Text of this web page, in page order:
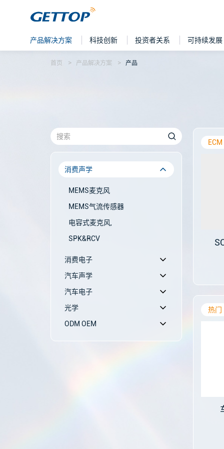
产品解决方案 科技创新 投资者关系 可持续发展
首页 产品解决方案 产品
消费声学
MEMS麦克风
MEMS气流传感器
电容式麦克风,
SPK&RCV
消费电子
汽车声学
汽车电子
光学
ODM OEM
ECM
热门